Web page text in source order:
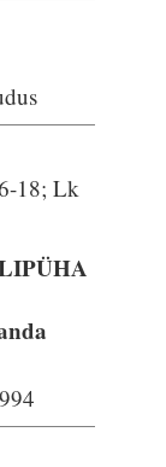
18; Lk